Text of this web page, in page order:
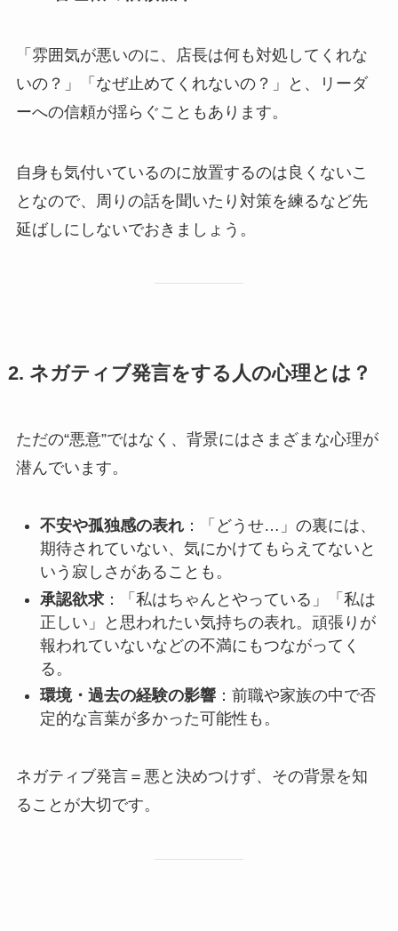
「雰囲気が悪いのに、店長は何も対処してくれな
いの？」「なぜ止めてくれないの？」と、リーダ
ーへの信頼が揺らぐこともあります。
自身も気付いているのに放置するのは良くないこ
となので、周りの話を聞いたり対策を練るなど先
延ばしにしないでおきましょう。
2. ネガティブ発言をする人の心理とは？
ただの“悪意”ではなく、背景にはさまざまな心理が
潜んでいます。
不安や孤独感の表れ：「どうせ…」の裏には、
期待されていない、気にかけてもらえてないと
いう寂しさがあることも。
承認欲求：「私はちゃんとやっている」「私は
正しい」と思われたい気持ちの表れ。頑張りが
報われていないなどの不満にもつながってく
る。
環境・過去の経験の影響：前職や家族の中で否
定的な言葉が多かった可能性も。
ネガティブ発言＝悪と決めつけず、その背景を知
ることが大切です。